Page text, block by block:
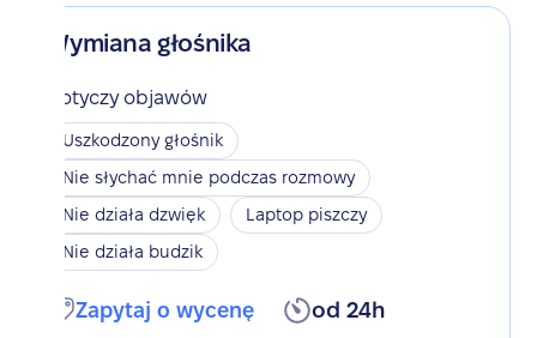
Wymiana głośnika
Dotyczy objawów
Uszkodzony głośnik
Nie słychać mnie podczas rozmowy
Nie działa dzwięk
Laptop piszczy
Nie działa budzik
Zapytaj o wycenę od 24h